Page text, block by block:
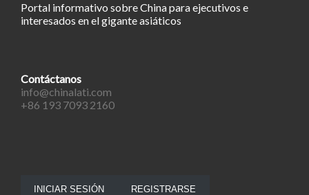
Portal informativo sobre China para ejecutivos e
interesados en el gigante asiáticos
Contáctanos
info@chinalati.com
+86 193 7093 2160
INICIAR SESIÓN REGISTRARSE